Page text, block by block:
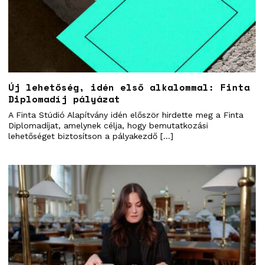
Új lehetőség, idén első alkalommal: Finta
Diplomadíj pályázat
A Finta Stúdió Alapítvány idén először hirdette meg a Finta
Diplomadíjat, amelynek célja, hogy bemutatkozási
lehetőséget biztosítson a pályakezdő […]